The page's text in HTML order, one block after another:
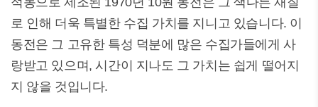
로 인해 더욱 특별한 수집 가치를 지니고 있습니다. 이
동전은 그 고유한 특성 덕분에 많은 수집가들에게 사
랑받고 있으며, 시간이 지나도 그 가치는 쉽게 떨어지
지 않을 것입니다.